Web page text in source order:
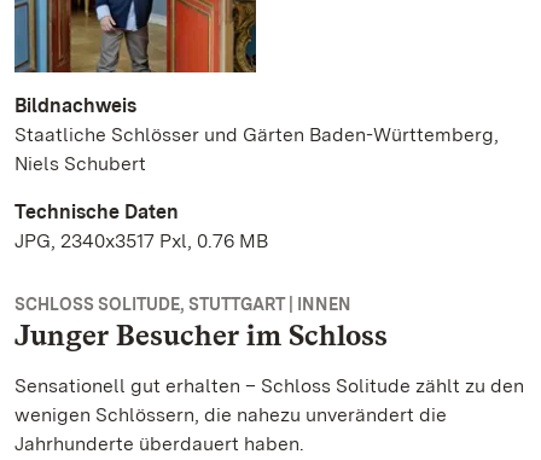
Bildnachweis
Staatliche Schlösser und Gärten Baden-Württemberg,
Niels Schubert
Technische Daten
JPG, 2340x3517 Pxl, 0.76 MB
SCHLOSS SOLITUDE, STUTTGART | INNEN
Junger Besucher im Schloss
Sensationell gut erhalten – Schloss Solitude zählt zu den
wenigen Schlössern, die nahezu unverändert die
Jahrhunderte überdauert haben.